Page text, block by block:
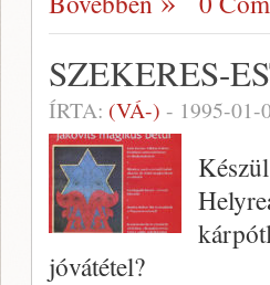
SZEKERES-
ÍRTA: (VÁ-) - 1995-01-
jóvátétel?